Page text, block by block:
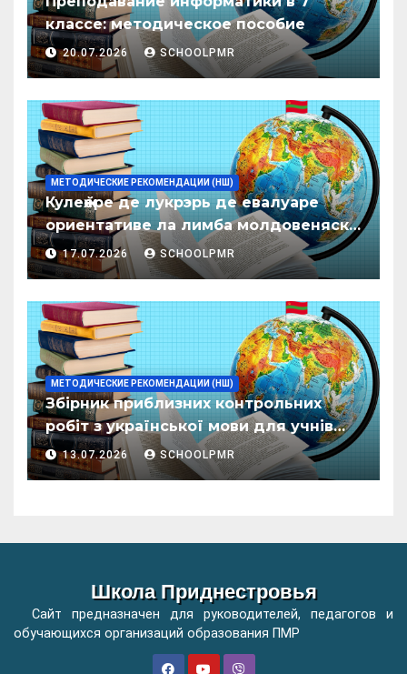
классе: методическое пособие
20.07.2026 SCHOOLPMR
МЕТОДИЧЕСКИЕ РЕКОМЕНДАЦИИ (НШ)
Кулеӂере де лукрэрь де евалуаре
ориентативе ла лимба молдовеняскэ
пентру елевий класелор примаре але
организациилор де ынвэцэмынт
17.07.2026 SCHOOLPMR
МЕТОДИЧЕСКИЕ РЕКОМЕНДАЦИИ (НШ)
Збірник приблизних контрольних
робіт з української мови для учнів
початкових класів організацій
загальної освіти
13.07.2026 SCHOOLPMR
Школа Приднестровья
Сайт предназначен для руководителей, педагогов и
обучающихся организаций образования ПМР